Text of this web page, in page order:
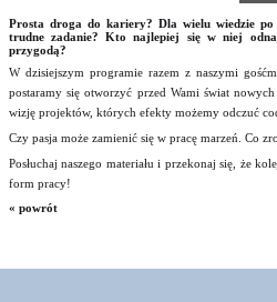
Prosta droga do kariery? Dla wielu wiedzie
trudne zadanie? Kto najlepiej się w niej
przygodą?
W dzisiejszym programie razem z naszymi
postaramy się otworzyć przed Wami świat
wizję projektów, których efekty możemy odczuć
Czy pasja może zamienić się w pracę marzeń. Co
Posłuchaj naszego materiału i przekonaj się, że
form pracy!
« powrót